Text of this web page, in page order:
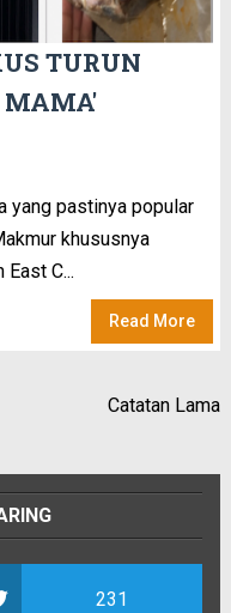
TURUN
MAMA'
yang pastinya popular
khususnya
C...
Read More
Catatan Lama
231